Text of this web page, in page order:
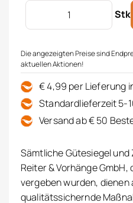
Stk
Tencel Baumwoll-
Die angezeigten Preise sind
aktuellen Aktionen!
€ 4,99 per Lieferung
Standardlieferzeit 5-
Versand ab € 50
Sämtliche Gütesiegel
Reiter & Vorhänge
vergeben wurden, dienen
qualitätssichernde